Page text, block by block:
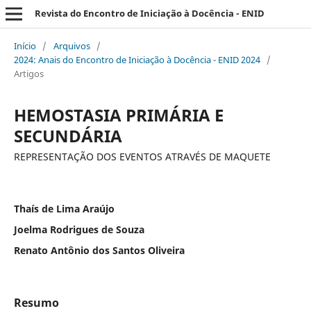
Revista do Encontro de Iniciação à Docência - ENID
Início / Arquivos /
2024: Anais do Encontro de Iniciação à Docência - ENID 2024 /
Artigos
HEMOSTASIA PRIMÁRIA E
SECUNDÁRIA
REPRESENTAÇÃO DOS EVENTOS ATRAVÉS DE MAQUETE
Thaís de Lima Araújo
Joelma Rodrigues de Souza
Renato Antônio dos Santos Oliveira
Resumo